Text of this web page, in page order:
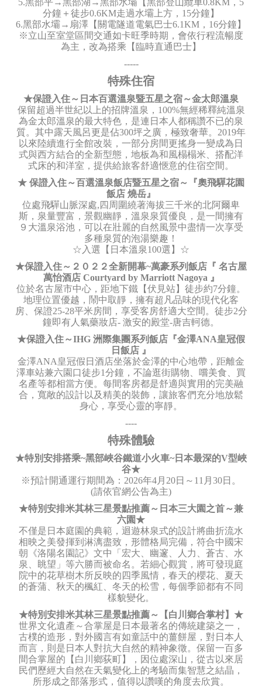
5.黑部平→黑部湖→黑部水壩【黑部登山纜車0.8KM，5
分鐘＋徒步0.6KM走過水壩上方，15分鐘】
6.黑部水壩→扇澤【關電隧道電氣巴士6.1KM，16分鐘】
※立山至室堂區間交通如卡旺季時期，會依行程流暢度
為主，改為搭乘【臨時直通巴士】
-----
特殊住宿
★保證入住～日本百選溫泉暨五星之宿～金太郎溫泉
保留超過半世紀以上的招牌溫泉，100%無經稀釋純溫泉
為金太郎溫泉的最大特色，是連日本人都稱讚不已的泉
質。其中露天風呂更是佔300坪之廣，極致奢華。2019年
以來陸續進行全館改裝，一部分房間更搖身一變成為日
式與西方結合的全新型態，地板為和風榻榻米、搭配洋
式床的和洋室，提供給旅客舒適愜意的住宿空間。
★ 保證入住～百選溫泉飯店暨五星之宿～『奧飛驒花園
飯店 燒岳』
位處飛驒山脈深處,四周圍繞著海拔三千米的北阿爾卑
斯，泉量豐富，景觀幽靜，溫泉泉質優良，是一間擁有
９大溫泉浴池，可以在壯麗的自然風景中盡情一次享受
多種泉質的泡湯樂趣！
☆入選【日本溫泉100選】☆
★保證入住～２０２２全新開幕~萬豪系列飯店『 名古屋
萬怡酒店 Courtyard by Marriott Nagoya 』
位於名古屋市中心，距地下鐵【伏見站】徒步約7分鐘。
地理位置優越，鬧中取靜，擁有超凡品味的現代化客
房、保證25-28平米房間，享受客房舒適大空間。徒步2分
鐘即有人氣藥妝店- 激安的殿堂-唐吉軻德。
★保證入住～IHG 洲際集團系列飯店『金澤ANA皇冠假
日飯店 』
金澤ANA皇冠假日酒店坐落於金澤的中心地帶，距離金
澤車站兼六園口徒步1分鐘，不論逛街購物、嚐美食、買
名產等都相當方便。每間客房都是舒適與實用的完美融
合，寬敞的設計以及精美的裝飾，讓旅客們充分地放鬆
身心，享受心靈的寧靜。
----
特殊體驗
★特別安排搭乘~黑部峽谷鐵道小火車~日本最深的V型峽
谷★
※預計開通運行期間為：2026年4月20日～11月30日。
(請依官網公告為主)
★特別安排米其林三星景點推薦～日本三大園之首～兼
六園★
不僅是日本庭園的典範，迴遊林泉式的設計將曲折流水
相映之美發揮到淋漓盡致，形體格局完備，符合中國宋
朝《洛陽名園記》文中「宏大、幽邃、人力、蒼古、水
泉、眺望」等六勝而被命名。若細心觀賞，將可發現庭
院中的花草樹木所反映的四季風情，春天的櫻花、夏天
的蒼蒲、秋天的楓紅、冬天的松雪，每個季節都有不同
樣貌變化。
★特別安排米其林三星景點推薦～【白川鄉合掌村】★
世界文化遺產～合掌屋是日本最著名的傳統建築之一，
古樸的造形，對外國言有如童話中的薑餅屋，對日本人
而言，則是日本人對抗大自然的精神象徵。保留一百多
間合掌屋的【白川鄉荻町】，因位處深山，從古以來居
民們歷經大自然在天氣變化上的考驗而集智慧之結晶，
所形成之部落形式，值得以讚嘆的角度去欣賞。